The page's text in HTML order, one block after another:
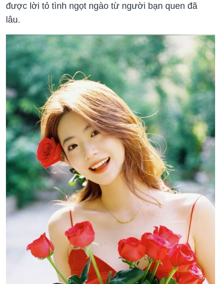
được lời tỏ tình ngọt ngào từ người bạn quen đã
lâu.